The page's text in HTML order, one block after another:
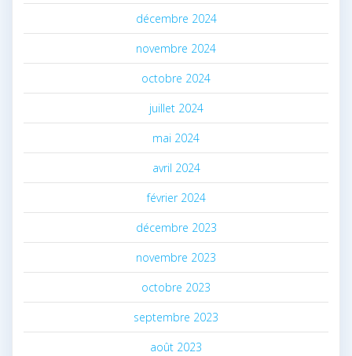
décembre 2024
novembre 2024
octobre 2024
juillet 2024
mai 2024
avril 2024
février 2024
décembre 2023
novembre 2023
octobre 2023
septembre 2023
août 2023